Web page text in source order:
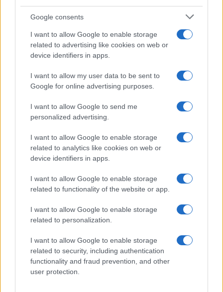
Google consents
I want to allow Google to enable storage
related to advertising like cookies on web or
device identifiers in apps.
I want to allow my user data to be sent to
Google for online advertising purposes.
I want to allow Google to send me
personalized advertising.
I want to allow Google to enable storage
related to analytics like cookies on web or
device identifiers in apps.
I want to allow Google to enable storage
related to functionality of the website or app.
I want to allow Google to enable storage
related to personalization.
I want to allow Google to enable storage
related to security, including authentication
functionality and fraud prevention, and other
user protection.
Continua a leggere
NEWS
CSI Bergamo: Tra Corsi, Eventi e Protezione dei Dati
Personali
Francesca Lombardi · 29 Lug 2026